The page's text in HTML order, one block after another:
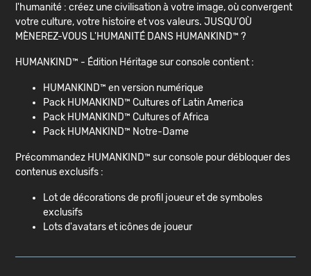
l'humanité : créez une civilisation à votre image, où convergent
votre culture, votre histoire et vos valeurs. JUSQU'OÙ
MÈNEREZ-VOUS L'HUMANITÉ DANS HUMANKIND™ ?
HUMANKIND™ - Édition Héritage sur console contient :
HUMANKIND™ en version numérique
Pack HUMANKIND™ Cultures of Latin America
Pack HUMANKIND™ Cultures of Africa
Pack HUMANKIND™ Notre-Dame
Précommandez HUMANKIND™ sur console pour débloquer des
contenus exclusifs :
Lot de décorations de profil joueur et de symboles
exclusifs
Lots d'avatars et icônes de joueur